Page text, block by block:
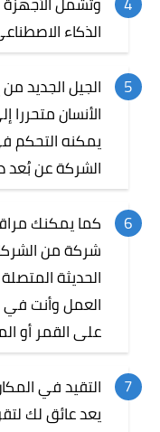
الذكاء
الجيل الجديد
الأنسان
يمكنه التحكم
الشركة عن بُعد
كما يمكنك
شركة من
الحديثة
العمل وأنت في
على القمر أو
التقيد في
يعد عائق لك